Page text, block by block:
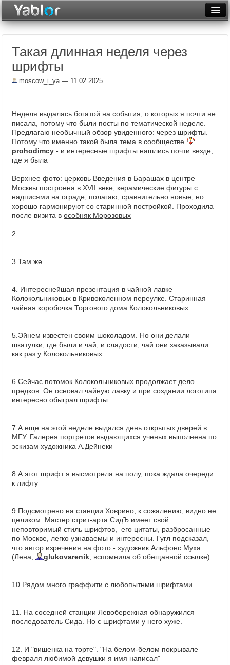
Неделя
Архив
Фототоп
Видеотоп
Такая длинная неделя через
шрифты
moscow_i_ya— 11.02.2025
Неделя выдалась богатой на события, о которых я почти не
писала, потому что были посты по тематической неделе.
Предлагаю необычный обзор увиденного: через шрифты.
Потому что именно такой была тема в сообществе
prohodimcy - и интересные шрифты нашлись почти везде,
где я была
Верхнее фото: церковь Введения в Барашах в центре
Москвы построена в XVII веке, керамические фигуры с
надписями на ограде, полагаю, сравнительно новые, но
хорошо гармонируют со старинной постройкой. Проходила
после визита в особняк Морозовых
2.
3.Там же
4. Интереснейшая презентация в чайной лавке
Колокольниковых в Кривоколенном переулке. Старинная
чайная коробочка Торгового дома Колокольниковых
5.Эйнем известен своим шоколадом. Но они делали
шкатулки, где были и чай, и сладости, чай они заказывали
как раз у Колокольниковых
6.Сейчас потомок Колокольниковых продолжает дело
предков. Он основал чайную лавку и при создании логотипа
интересно обыграл шрифты
7.А еще на этой неделе выдался день открытых дверей в
МГУ. Галерея портретов выдающихся ученых выполнена по
эскизам художника А.Дейнеки
8.А этот шрифт я высмотрела на полу, пока ждала очереди
к лифту
9.Подсмотрено на станции Ховрино, к сожалению, видно не
целиком. Мастер стрит-арта СидЪ имеет свой
неповторимый стиль шрифтов, его цитаты, разбросанные
по Москве, легко узнаваемы и интересны. Гугл подсказал,
что автор изречения на фото - художник Альфонс Муха
(Лена,
glukovarenik , вспомнила об обещанной ссылке)
10.Рядом много граффити с любопытнми шрифтами
11. На соседней станции Левобережная обнаружился
последователь Сида. Но с шрифтами у него хуже.
12. И "вишенка на торте". "На белом-белом покрывале
февраля любимой девушки я имя написал"